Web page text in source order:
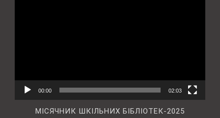
00:00 02:03
МІСЯЧНИК ШКІЛЬНИХ БІБЛІОТЕК-2025